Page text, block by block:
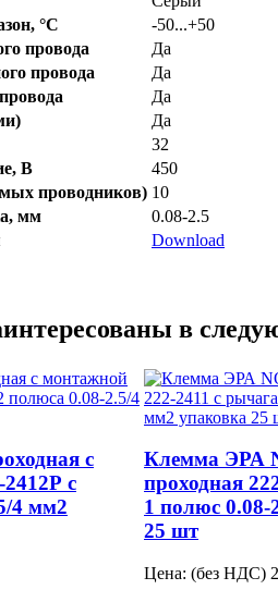
°C
-50...+50
провода
Да
провода
Да
Да
Да
32
В
450
проводников) 10
мм
0.08-2.5
Download
в
с
с
4 мм2
Клемма ЭРА
проходная
1 полюс
25 шт
Цена: (без НДС)